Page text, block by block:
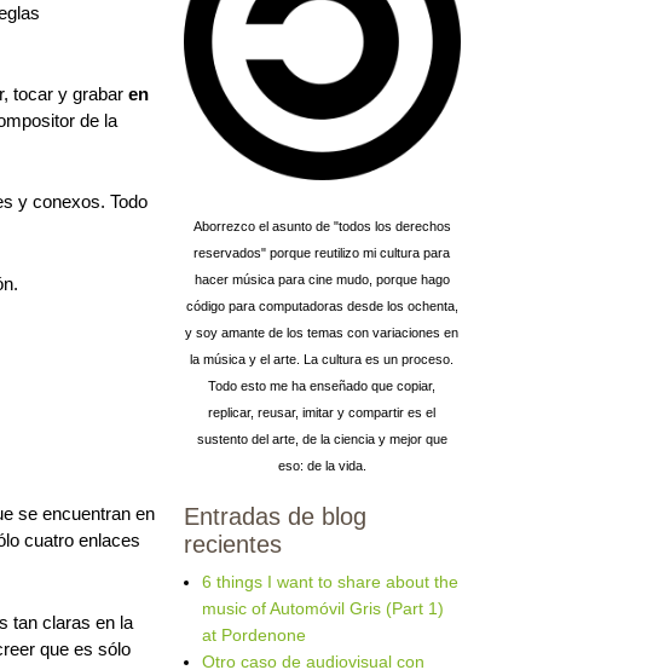
tocar y grabaren
de la
y conexos. Todo
se encuentran en
cuatro enlaces
tan claras en la
que es sólo
Aborrezco el asunto de "todos los derechos
reservados" porque reutilizo mi cultura para
hacer música para cine mudo, porque hago
código para computadoras desde los ochenta,
y soy amante de los temas con variaciones en
la música y el arte. La cultura es un proceso.
Todo esto me ha enseñado que copiar,
replicar, reusar, imitar y compartir es el
sustento del arte, de la ciencia y mejor que
eso: de la vida.
Entradas de blog
recientes
6 things I want to share about the
music of Automóvil Gris (Part 1)
at Pordenone
Otro caso de audiovisual con